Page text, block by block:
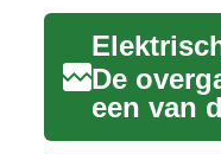
De
een van